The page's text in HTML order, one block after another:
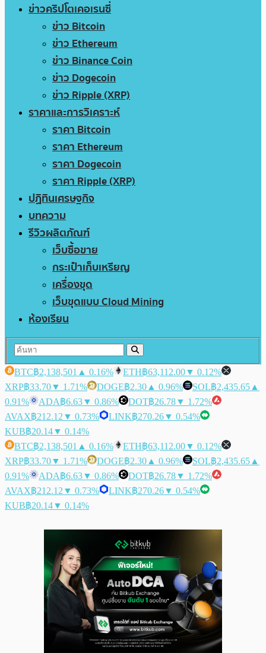
ข่าวคริปโตเคอเรนซี่
ข่าว Bitcoin
ข่าว Ethereum
ข่าว Binance Coin
ข่าว Dogecoin
ข่าว Ripple (XRP)
ราคาและการวิเคราะห์
ราคา Bitcoin
ราคา Ethereum
ราคา Dogecoin
ราคา Ripple (XRP)
ปฏิทินเศรษฐกิจ
บทความ
รีวิวผลิตภัณฑ์
เว็บซื้อขาย
กระเป๋าเก็บเหรียญ
เครื่องขุด
เว็บขุดแบบ Cloud Mining
ห้องเรียน
BTC฿2,138,501 ▲ 0.16% ETH฿63,112.00▼ 0.12%
XRP฿33.70▼ 1.71% DOGE฿2.30 ▲ 0.96% SOL฿2,435.65 ▲
0.91%
ADA฿6.63▼ 0.86% DOT฿26.78▼ 1.72%
AVAX฿212.12 ▼ 0.73% LINK฿270.26▼ 0.54%
KUB฿20.14▼ 0.14%
BTC฿2,138,501 ▲ 0.16% ETH฿63,112.00▼ 0.12%
XRP฿33.70▼ 1.71% DOGE฿2.30 ▲ 0.96% SOL฿2,435.65 ▲
0.91%
ADA฿6.63▼ 0.86% DOT฿26.78▼ 1.72%
AVAX฿212.12 ▼ 0.73% LINK฿270.26▼ 0.54%
KUB฿20.14▼ 0.14%